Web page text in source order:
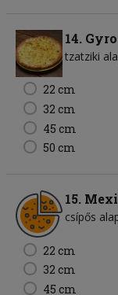
14.
tzatziki
22 cm
32 cm
45 cm
50 cm
15.
csípős
22 cm
32 cm
45 cm